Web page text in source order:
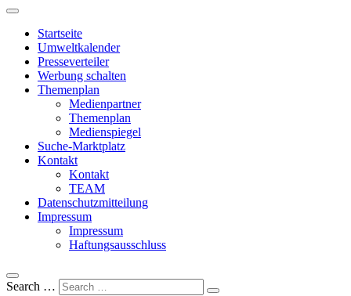
Startseite
Umweltkalender
Presseverteiler
Werbung schalten
Themenplan
Medienpartner
Themenplan
Medienspiegel
Suche-Marktplatz
Kontakt
Kontakt
TEAM
Datenschutzmitteilung
Impressum
Impressum
Haftungsausschluss
Search …